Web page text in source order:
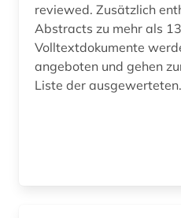
diebstahlsicherung (1)
dienstleistung (5)
discovery system (1)
reviewed. Zusätzlich
Abstracts zu mehr als
Volltextdokumente
angeboten und gehen
Liste der